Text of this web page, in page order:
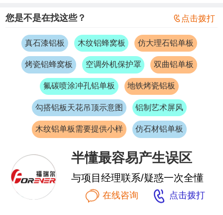
您是不是在找这些？  点击拨打
真石漆铝板 木纹铝蜂窝板 仿大理石铝单板
烤瓷铝蜂窝板 空调外机保护罩 双曲铝单板
氟碳喷涂冲孔铝单板 地铁烤瓷铝板
勾搭铝板天花吊顶示意图 铝制艺术屏风
木纹铝单板需要提供小样 仿石材铝单板
半懂最容易产生误区
与项目经理联系/疑惑一次全懂
 在线咨询  点击拨打